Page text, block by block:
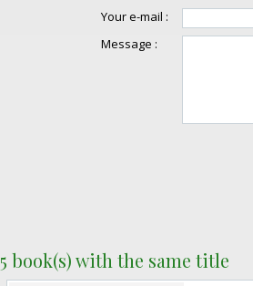
Your e-mail :
Message :
5 book(s) with the same title